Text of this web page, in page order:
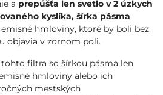
a prepúšťa len svetlo v 2 úzkych
kyslíka, šírka pásma
emisné hmloviny, ktoré by boli bez
objavia v zornom poli.
filtra so šírkou pásma len
hmloviny alebo ich
mestských